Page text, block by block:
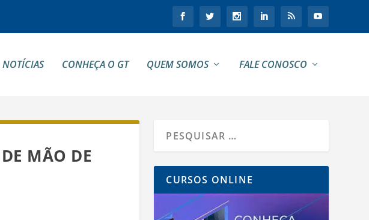
NOTÍCIAS CONHEÇA O GT QUEM SOMOS FALE CONOSCO
MÃO DE
CURSOS ONLINE